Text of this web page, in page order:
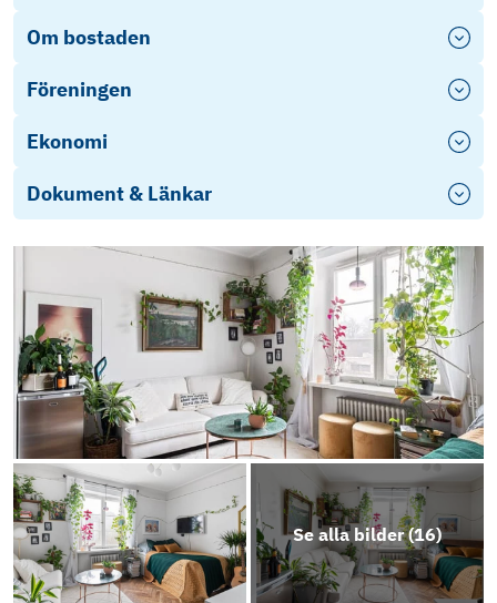
Om bostaden
Föreningen
Ekonomi
Dokument & Länkar
Se alla bilder (16)